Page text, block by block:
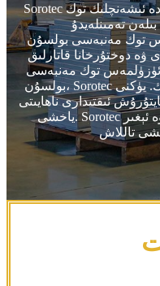
Sorotec ماشىنىلىرى ھەر ۋاقىت ۋە ھەر يەردە ئىشەنچلىك توك
توك مەنبەسى بولسۇن
دوختۇرخانا قاتارلىق
ئۈزۈلمەس توك مەنبەسى
بولسۇن، Sorotec ماشىنىلىرى دۇنيا بازىرىدا ئىشەنچلىك. يۈكنى
ئىقتىدارى ناھايىتى
ياخشى. Sorotec گېنېراتورلىرى سەزگۈر مۇھىت ۋە ئېغىر